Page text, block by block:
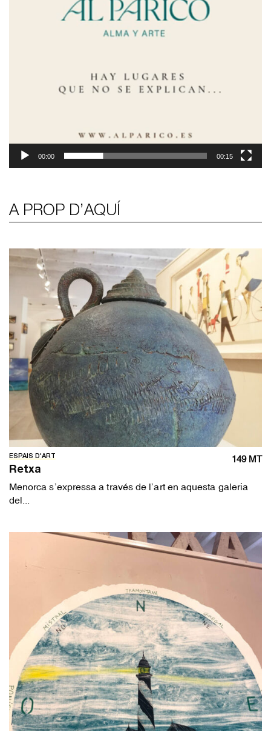
00:00 00:15
A PROP D’AQUÍ
ESPAIS D'ART 149 MT
Retxa
Menorca s’expressa a través de l’art en aquesta galeria
del...